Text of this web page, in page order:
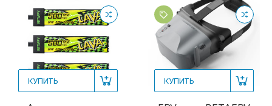
КУПИТЬ КУПИТЬ